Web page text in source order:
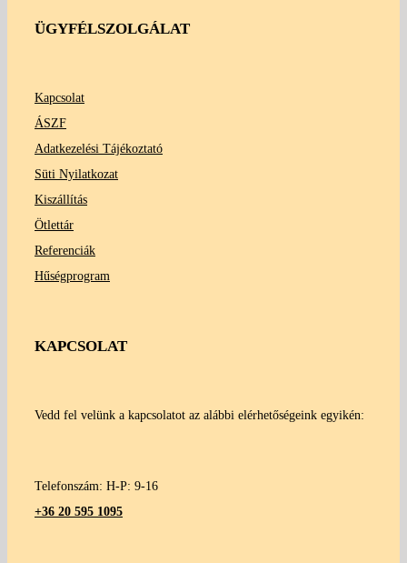
ÜGYFÉLSZOLGÁLAT
Kapcsolat
ÁSZF
Adatkezelési Tájékoztató
Süti Nyilatkozat
Kiszállítás
Ötlettár
Referenciák
Hűségprogram
KAPCSOLAT
Vedd fel velünk a kapcsolatot az alábbi elérhetőségeink egyikén:
Telefonszám: H-P: 9-16
+36 20 595 1095